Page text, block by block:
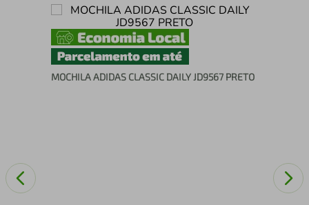
MOCHILA ADIDAS CLASSIC DAILY JD9567 PRETO